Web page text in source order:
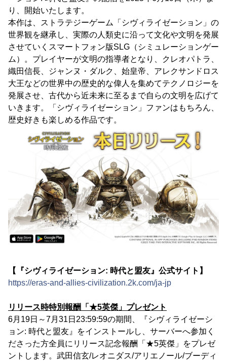
り、開始いたします。
本作は、ストラテジーゲーム「シヴィライゼーション」の
世界観を継承し、実際の人類史に沿って文化や文明を発展
させていくスマートフォン版SLG（シミュレーションゲー
ム）。プレイヤーが文明の指導者となり、クレオパトラ、
織田信長、ジャンヌ・ダルク、始皇帝、アレクサンドロス
大王などの世界中の歴史的な偉人を集めてテクノロジーを
発展させ、古代から近未来に至るまで自らの文明を広げて
いきます。「シヴィライゼーション」ファンはもちろん、
歴史好きも楽しめる作品です。
【『シヴィライゼーション: 時代と盟友』公式サイト】
https://eras-and-allies-civilization.2k.com/ja-jp
リリース時特別報酬「★5英傑」プレゼント
6月19日～7月31日23:59:59の期間、『シヴィライゼーシ
ョン: 時代と盟友』をインストールし、サーバーへ参加く
ださった方全員にリリース記念報酬「★5英傑」をプレゼ
ントします。武田信玄/レオニダス/アリエノール/ブーディ